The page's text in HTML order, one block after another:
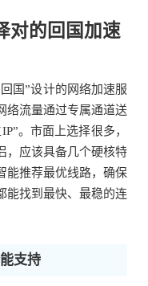
对的回国加速
国”设计的网络加速服
络流量通过专属通道送
。市面上选择很多，
，应该具备几个硬核特
能推荐最优线路，确保
能找到最快、最稳的连
支持